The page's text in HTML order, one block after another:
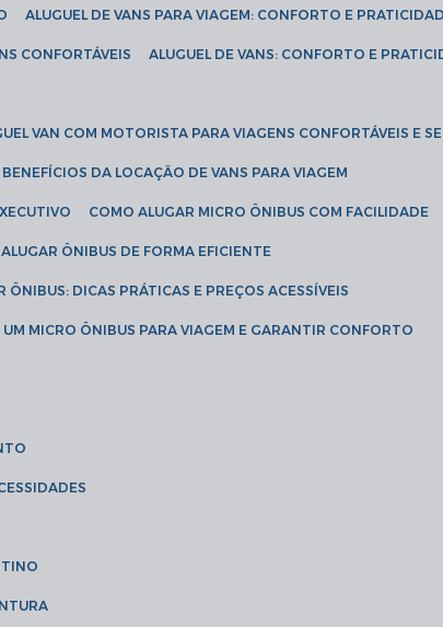
ALUGUEL DE VANS PARA VIAGEM: CONFORTO E
CONFORTÁVEIS ALUGUEL DE VANS: CONFORTO E
VAN COM MOTORISTA PARA VIAGENS CONFORTÁVEIS E
BENEFÍCIOS DA LOCAÇÃO DE VANS PARA VIAGEM
COMO ALUGAR MICRO ÔNIBUS COM FACILIDADE
ALUGAR ÔNIBUS DE FORMA EFICIENTE
ÔNIBUS: DICAS PRÁTICAS E PREÇOS ACESSÍVEIS
UM MICRO ÔNIBUS PARA VIAGEM E GARANTIR CONFORTO